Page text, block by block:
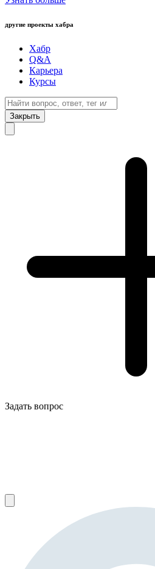
другие проекты хабра
Хабр
Q&A
Карьера
Курсы
Закрыть
Задать вопрос